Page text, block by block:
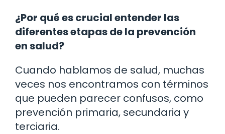
¿Por qué es crucial entender las
diferentes etapas de la prevención
en salud?
Cuando hablamos de salud, muchas
veces nos encontramos con términos
que pueden parecer confusos, como
prevención primaria, secundaria y
terciaria.